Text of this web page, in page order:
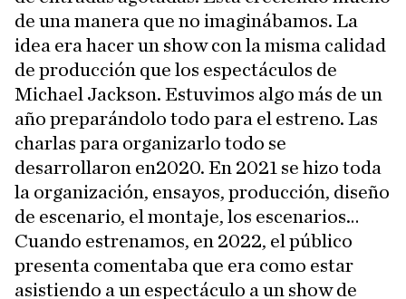
de una manera que no imaginábamos. La
idea era hacer un show con la misma calidad
de producción que los espectáculos de
Michael Jackson. Estuvimos algo más de un
año preparándolo todo para el estreno. Las
charlas para organizarlo todo se
desarrollaron en2020. En 2021 se hizo toda
la organización, ensayos, producción, diseño
de escenario, el montaje, los escenarios…
Cuando estrenamos, en 2022, el público
presenta comentaba que era como estar
asistiendo a un espectáculo a un show de